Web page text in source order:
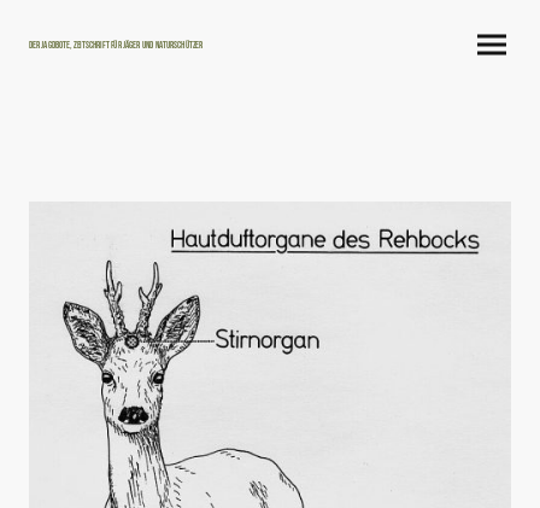
Der Jagdbote, Zeitschrift für Jäger und Naturschützer